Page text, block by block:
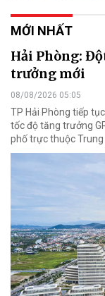
MỚI NHẤT
Hải Phòng:
trưởng mới
08/08/2026 05:05
TP Hải Phòng tiếp
tốc độ tăng trưởng
phố trực thuộc Trung